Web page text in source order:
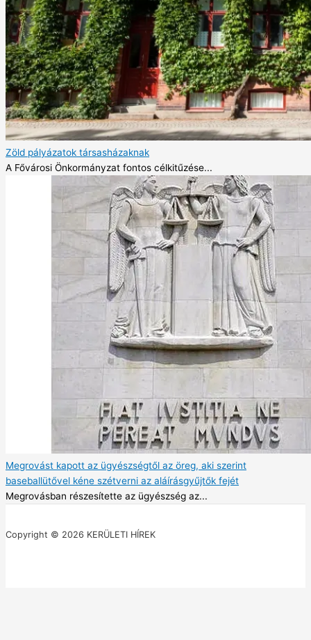
Zöld pályázatok társasházaknak
A Fővárosi Önkormányzat fontos célkitűzése...
Megrovást kapott az ügyészségtől az öreg, aki szerint
baseballütővel kéne szétverni az aláírásgyűjtők fejét
Megrovásban részesítette az ügyészség az...
Copyright © 2026 KERÜLETI HÍREK